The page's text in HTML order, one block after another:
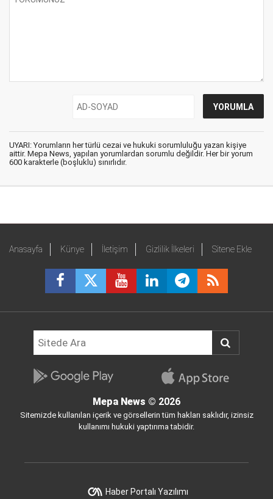
UYARI: Yorumların her türlü cezai ve hukuki sorumluluğu yazan kişiye
aittir. Mepa News, yapılan yorumlardan sorumlu değildir. Her bir yorum
600 karakterle (boşluklu) sınırlıdır.
Anasayfa Künye İletişim Gizlilik İlkeleri Sitene Ekle
Mepa News © 2026
Sitemizde kullanılan içerik ve görsellerin tüm hakları saklıdır, izinsiz
kullanımı hukuki yaptırıma tabidir.
Haber Portalı Yazılımı